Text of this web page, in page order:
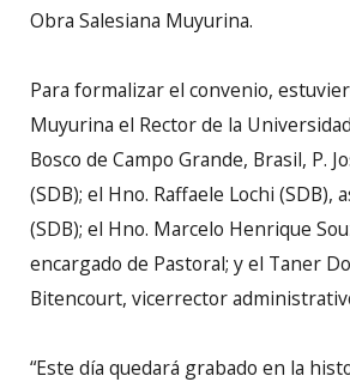
Obra Salesiana Muyurina.
Para formalizar el convenio,
Muyurina el Rector de la
Bosco de Campo Grande, Brasil, P.
(SDB); el Hno. Raffaele Lochi (SDB),
(SDB); el Hno. Marcelo Henrique
encargado de Pastoral; y el Taner
Bitencourt, vicerrector
“Este día quedará grabado en la